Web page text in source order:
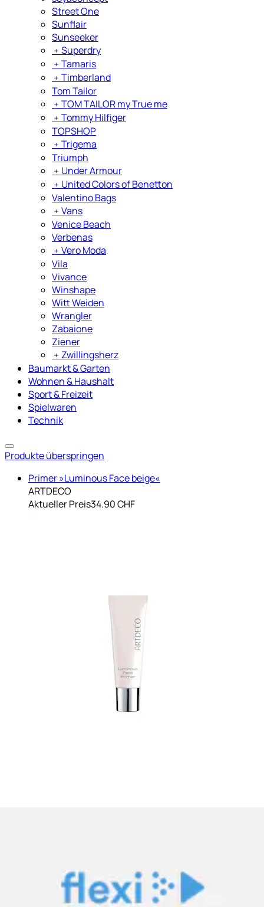
Street One
Sunflair
Sunseeker
﹢ Superdry
﹢ Tamaris
﹢ Timberland
Tom Tailor
﹢ TOM TAILOR my True me
﹢ Tommy Hilfiger
TOPSHOP
﹢ Trigema
Triumph
﹢ Under Armour
﹢ United Colors of Benetton
Valentino Bags
﹢ Vans
Venice Beach
Verbenas
﹢ Vero Moda
Vila
Vivance
Winshape
Witt Weiden
Wrangler
Zabaione
Ziener
﹢ Zwillingsherz
Baumarkt & Garten
Wohnen & Haushalt
Sport & Freizeit
Spielwaren
Technik
Produkte überspringen
Primer »Luminous Face beige«
ARTDECO
Aktueller Preis34.90 CHF